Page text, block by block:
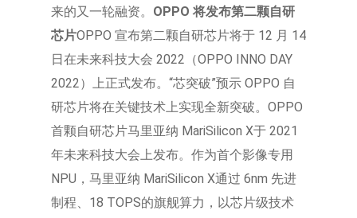
来的又一轮融资。 OPPO 将发布第二颗自研
芯片OPPO 宣布第二颗自研芯片将于 12 月 14
日在未来科技大会 2022（OPPO INNO DAY
2022）上正式发布。“芯突破”预示 OPPO 自
研芯片将在关键技术上实现全新突破。OPPO
首颗自研芯片马里亚纳 MariSilicon X于 2021
年未来科技大会上发布。作为首个影像专用
NPU，马里亚纳 MariSilicon X通过 6nm 先进
制程、18 TOPS的旗舰算力，以芯片级技术